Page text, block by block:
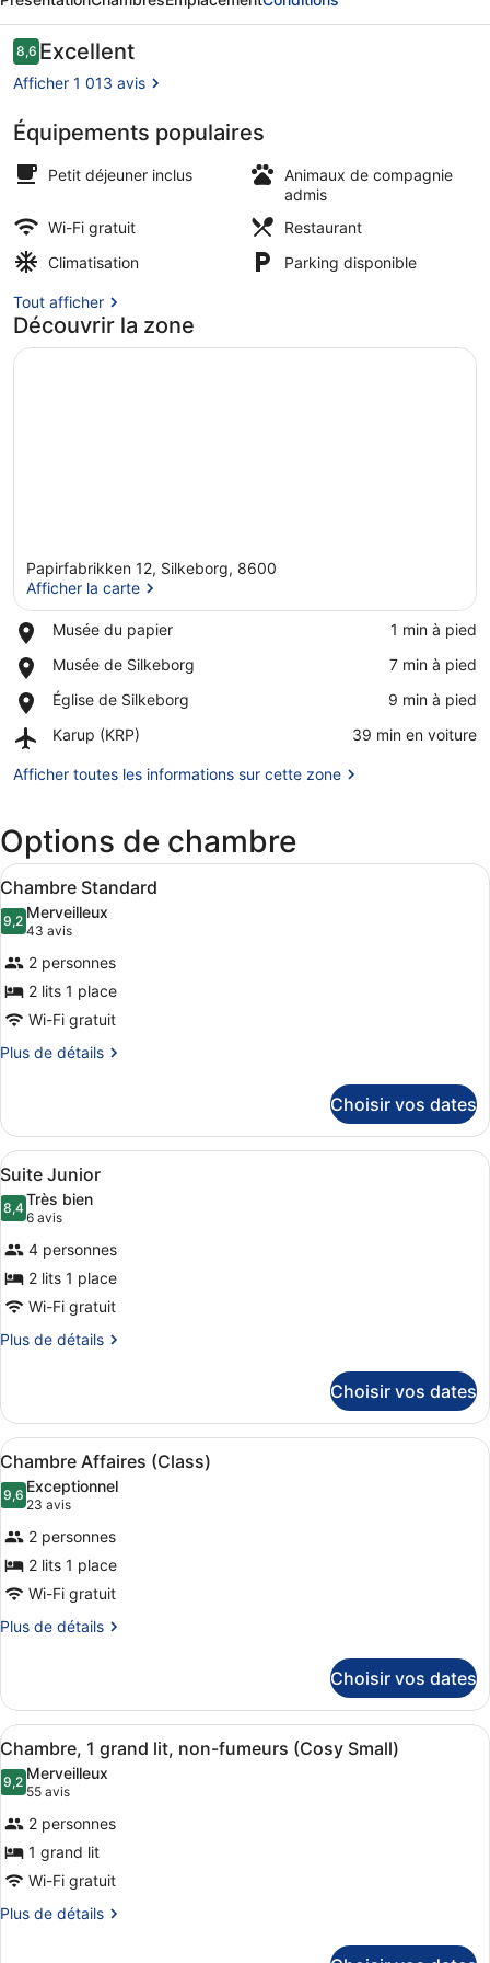
Papirfabrikken
Silkeborg
Lac
Avis
voyageurs
8,68,6 sur 10
Excellent
Afficher 1 013 avis
Équipements populaires
Petit déjeuner inclus
Animaux de compagnie
admis
Wi-Fi gratuit
Restaurant
Climatisation
Parking disponible
Tout afficher
Découvrir la zone
Papirfabrikken 12, Silkeborg, 8600
Afficher la carte
Musée du papier
Place,
du
papier
‪1 min à pied‬
Musée de Silkeborg
Place,
de
‪7 min à pied‬
Église de Silkeborg
Place,
de
‪9 min à pied‬
Karup (KRP)
Airport,
(KRP)
‪39 min en voiture‬
Afficher toutes les informations sur cette zone
Options de chambre
Afficher
toutes
les
photos
pour
ce
type
de
Standard
Une chambre d’hôtel avec un lit,
5
Chambre Standard
9,29,2 sur 10
Merveilleux
43 avis
(43 avis)
2 personnes
2 lits 1 place
Wi-Fi gratuit
Plus de détails
Plus
le
type
de
chambre
Chambre
Standard
Choisir vos dates
Afficher
toutes
les
photos
pour
ce
type
de
Junior
Une chambre d’hôtel avec un
7
Suite Junior
8,48,4 sur 10
Très bien
6 avis
(6 avis)
4 personnes
2 lits 1 place
Wi-Fi gratuit
Plus de détails
Plus
le
type
de
chambre
Suite
Junior
Choisir vos dates
Afficher
toutes
les
photos
pour
ce
type
de
Affaires
(Class)
Une chambre d’hôtel avec un lit
4
Chambre Affaires (Class)
9,69,6 sur 10
Exceptionnel
23 avis
(23 avis)
2 personnes
2 lits 1 place
Wi-Fi gratuit
Plus de détails
Plus
le
type
de
chambre
Chambre
Affaires
(Class)
Choisir vos dates
Afficher
toutes
les
photos
pour
ce
type
de
Une chambre d’hôtel avec un lit,
5
Chambre, 1 grand lit, non-fumeurs (Cosy Small)
9,29,2 sur 10
Merveilleux
55 avis
(55 avis)
2 personnes
1 grand lit
Wi-Fi gratuit
Plus de détails
Plus